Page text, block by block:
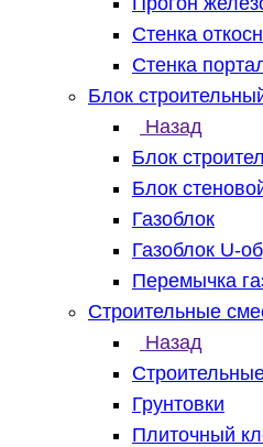
Стенка
Стенка
Блок
Назад
Блок
Блок
Газоблок
Газоблок U-
Перемычка
Строительные
Назад
Грунтовки
Плиточный